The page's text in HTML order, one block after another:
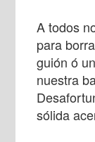
A todos
para
guión ó
nuestra
sólida